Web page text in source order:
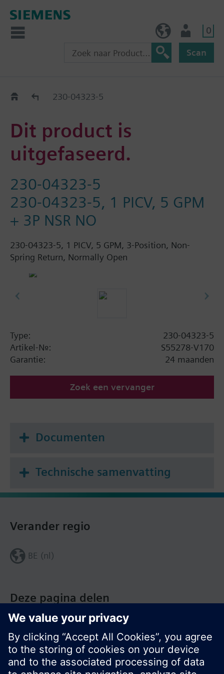
0
Scan
Old2New230-04323-5
Dit product is
uitgefaseerd.
230-04323-5
230-04323-5, 1 PICV, 5 GPM
+ 3P NSR NO
230-04323-5, 1 PICV, 5 GPM, 3-Position, Non-
Spring Return, Normally Open
Type:
230-04323-5
Artikel-Nr.:
S55278-V170
Garantie:
24 maanden
Zoek een vervanger
Documenten
Technische samenvatting
Deze pagina delen
Verander regio
BE (nl)